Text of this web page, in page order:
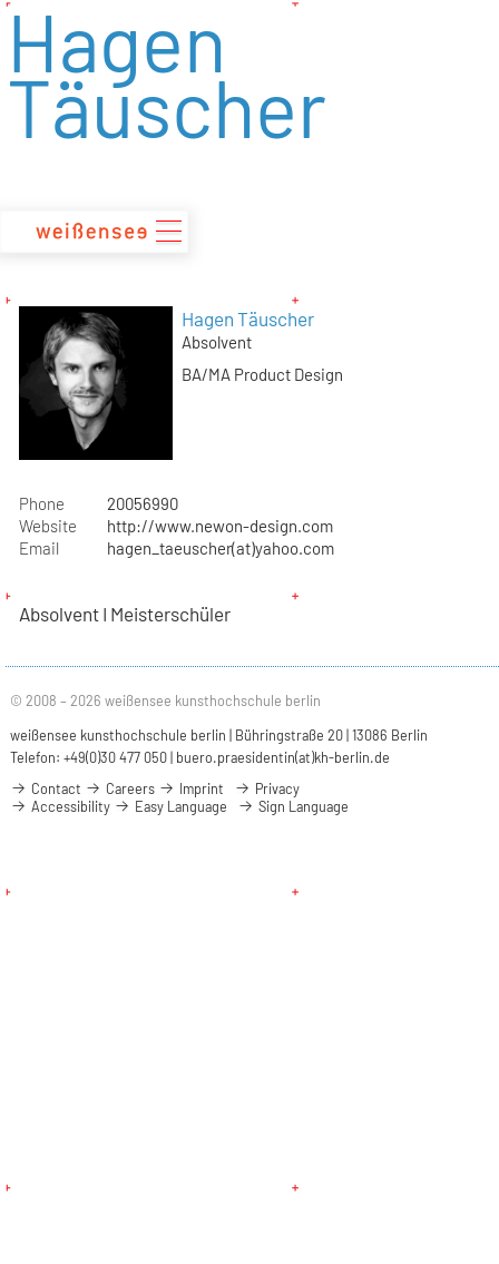
zumHagen
Täuscher
Hagen Täuscher
Absolvent
BA/MA Product Design
Phone
20056990
Website
http://www.newon-design.com
Email
hagen_taeuscher(at)yahoo.com
Absolvent I Meisterschüler
© 2008 – 2026 weißensee kunsthochschule berlin
weißensee kunsthochschule berlin | Bühringstraße 20 | 13086 Berlin
Telefon: +49(0)30 477 050 | buero.praesidentin(at)kh-berlin.de
Contact
Careers Imprint
Privacy
Accessibility
Easy Language Sign Language